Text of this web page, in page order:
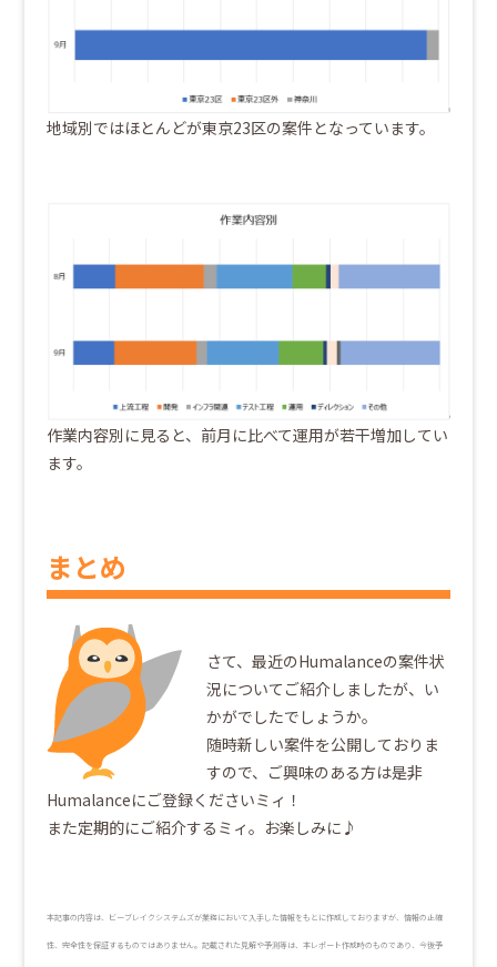
地域別ではほとんどが東京23区の案件となっています。
作業内容別に見ると、前月に比べて運用が若干増加してい
ます。
まとめ
さて、最近のHumalanceの案件状
況についてご紹介しましたが、い
かがでしたでしょうか。
随時新しい案件を公開しておりま
すので、ご興味のある方は是非
Humalanceにご登録くださいミィ！
また定期的にご紹介するミィ。お楽しみに♪
本記事の内容は、ビーブレイクシステムズが業務において入手した情報をもとに作成しておりますが、情報の正確
性、完全性を保証するものではありません。記載された見解や予測等は、本レポート作成時のものであり、今後予